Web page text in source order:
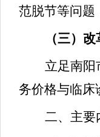
范脱节等问题
（三）
立足南
务价格与临床
二、主要